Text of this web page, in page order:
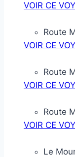
VOIR CE
Route
VOIR CE
Route
VOIR CE
Route
VOIR CE
Le